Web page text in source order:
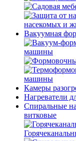
насекомых и
Вакуумная
машины
машины
Камеры
Нагреватели
Спиральные
витковые